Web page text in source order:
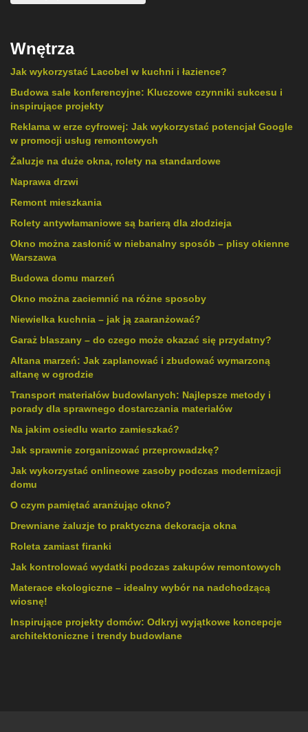
Wnętrza
Jak wykorzystać Lacobel w kuchni i łazience?
Budowa sale konferencyjne: Kluczowe czynniki sukcesu i
inspirujące projekty
Reklama w erze cyfrowej: Jak wykorzystać potencjał Google
w promocji usług remontowych
Żaluzje na duże okna, rolety na standardowe
Naprawa drzwi
Remont mieszkania
Rolety antywłamaniowe są barierą dla złodzieja
Okno można zasłonić w niebanalny sposób – plisy okienne
Warszawa
Budowa domu marzeń
Okno można zaciemnić na różne sposoby
Niewielka kuchnia – jak ją zaaranżować?
Garaż blaszany – do czego może okazać się przydatny?
Altana marzeń: Jak zaplanować i zbudować wymarzoną
altanę w ogrodzie
Transport materiałów budowlanych: Najlepsze metody i
porady dla sprawnego dostarczania materiałów
Na jakim osiedlu warto zamieszkać?
Jak sprawnie zorganizować przeprowadzkę?
Jak wykorzystać onlineowe zasoby podczas modernizacji
domu
O czym pamiętać aranżując okno?
Drewniane żaluzje to praktyczna dekoracja okna
Roleta zamiast firanki
Jak kontrolować wydatki podczas zakupów remontowych
Materace ekologiczne – idealny wybór na nadchodzącą
wiosnę!
Inspirujące projekty domów: Odkryj wyjątkowe koncepcje
architektoniczne i trendy budowlane